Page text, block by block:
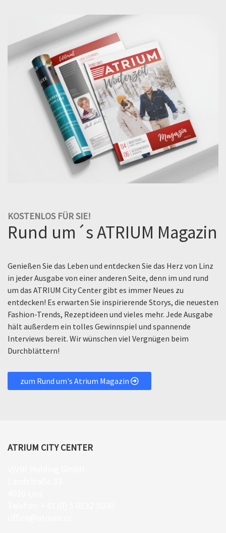
KOSTENLOS FÜR SIE!
Rund um´s ATRIUM Magazin
Genießen Sie das Leben und entdecken Sie das Herz von Linz
in jeder Ausgabe von einer anderen Seite, denn im und rund
um das ATRIUM City Center gibt es immer Neues zu
entdecken! Es erwarten Sie inspirierende Storys, die neuesten
Fashion-Trends, Rezeptideen und vieles mehr. Jede Ausgabe
hält außerdem ein tolles Gewinnspiel und spannende
Interviews bereit. Wir wünschen viel Vergnügen beim
Durchblättern!
zum Rund um's Atrium Magazin
ATRIUM CITY CENTER